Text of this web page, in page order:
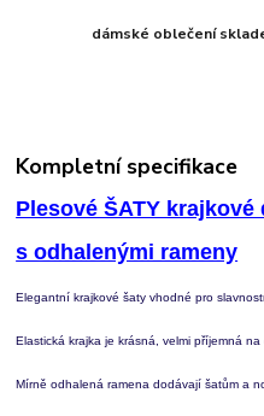
dámské oblečení
Kompletní specifikace
Plesové ŠATY krajkové
s odhalenými rameny
Elegantní krajkové šaty vhodné pro
Elastická krajka je krásná, velmi příjemná na
Mírně odhalená ramena dodávají šatům a